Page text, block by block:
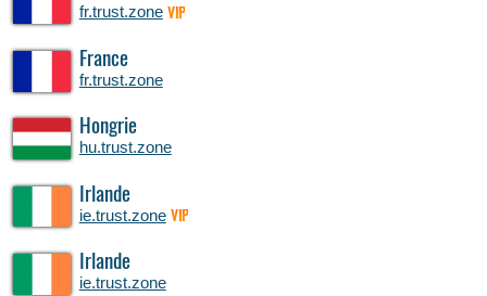
fr.trust.zone VIP
France
fr.trust.zone
Hongrie
hu.trust.zone
Irlande
ie.trust.zone VIP
Irlande
ie.trust.zone